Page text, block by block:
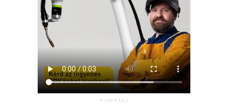
HIRDETÉS